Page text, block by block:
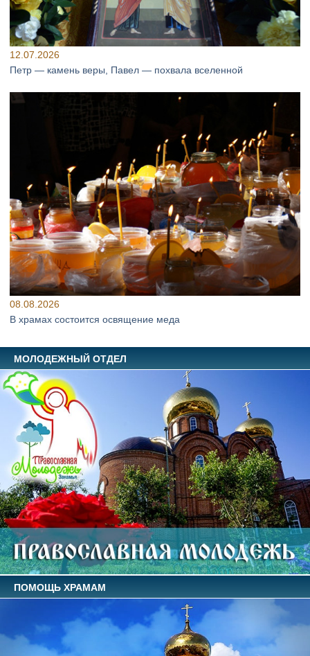
12.07.2026
Петр — камень веры, Павел — похвала вселенной
08.08.2026
В храмах состоится освящение меда
МОЛОДЕЖНЫЙ ОТДЕЛ
ПОМОЩЬ ХРАМАМ